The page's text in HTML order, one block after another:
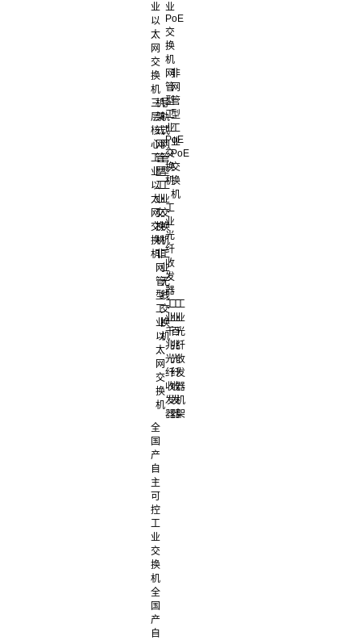
业
以
太
网
交
换
机
三
层
核
心
工
业
以
太
网
交
换
机
机
架
式
网
管
型
工
业
交
换
机
导
轨
式
网
管
型
工
业
交
换
机
非
网
管
型
工
业
以
太
网
交
换
机
工
业
无
线
交
换
机
业
PoE
交
换
机
网
管
型
工
业
PoE
交
换
机
非
网
管
型
工
业
PoE
交
换
机
工
业
光
纤
收
发
器
工
业
千
兆
光
纤
收
发
器
工
业
百
兆
光
纤
收
发
器
工
业
光
纤
收
发
器
机
架
全
国
产
自
主
可
控
工
业
交
换
机
全
国
产
自